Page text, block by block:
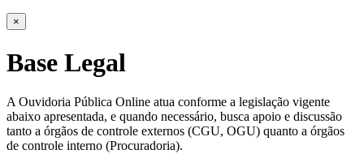
×
Base Legal
A Ouvidoria Pública Online atua conforme a legislação vigente
abaixo apresentada, e quando necessário, busca apoio e discussão
tanto a órgãos de controle externos (CGU, OGU) quanto a órgãos
de controle interno (Procuradoria).